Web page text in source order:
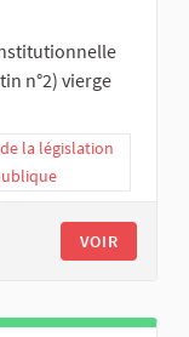
n°2) vierge
la législation
VOIR